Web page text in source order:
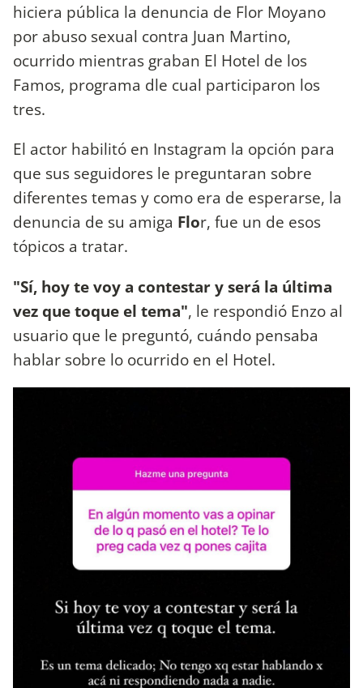
hiciera pública la denuncia de Flor Moyano
por abuso sexual contra Juan Martino,
ocurrido mientras graban El Hotel de los
Famos, programa dle cual participaron los
tres.
El actor habilitó en Instagram la opción para
que sus seguidores le preguntaran sobre
diferentes temas y como era de esperarse, la
denuncia de su amiga Flor, fue un de esos
tópicos a tratar.
"Sí, hoy te voy a contestar y será la última
vez que toque el tema", le respondió Enzo al
usuario que le preguntó, cuándo pensaba
hablar sobre lo ocurrido en el Hotel.